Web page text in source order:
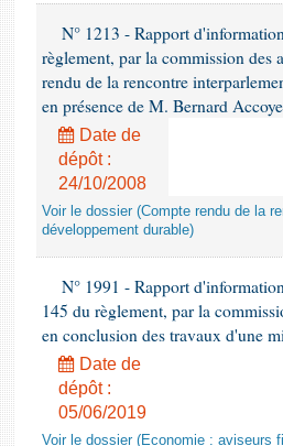
N° 1213 - Rapport
règlement, par la commission des
rendu de la rencontre
en présence de M. Bernard
Date de
dépôt :
24/10/2008
Voir le dossier (Compte rendu de la
développement durable)
N° 1991 - Rapport
145 du règlement, par la
en conclusion des travaux d'une
Date de
dépôt :
05/06/2019
Voir le dossier (Economie : aviseurs